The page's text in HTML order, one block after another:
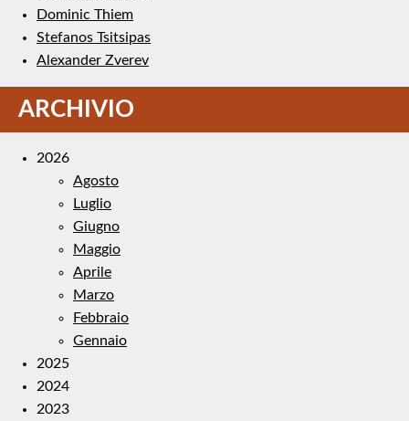
Dominic Thiem
Stefanos Tsitsipas
Alexander Zverev
ARCHIVIO
2026
Agosto
Luglio
Giugno
Maggio
Aprile
Marzo
Febbraio
Gennaio
2025
2024
2023